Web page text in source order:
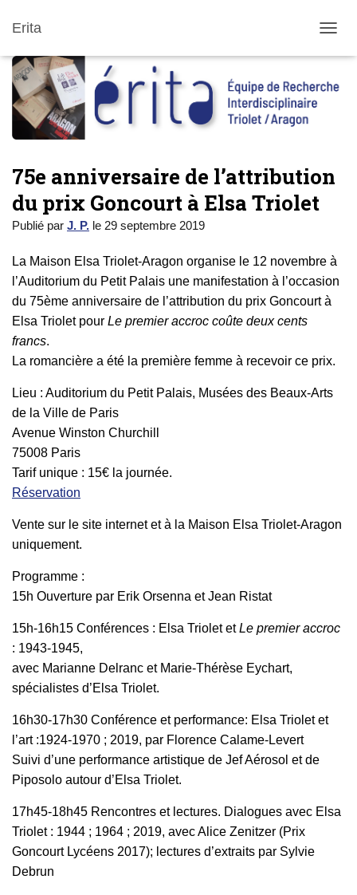
Erita
75e anniversaire de l’attribution
du prix Goncourt à Elsa Triolet
Publié par J. P. le 29 septembre 2019
La Maison Elsa Triolet-Aragon organise le 12 novembre à
l’Auditorium du Petit Palais une manifestation à l’occasion
du 75ème anniversaire de l’attribution du prix Goncourt à
Elsa Triolet pour Le premier accroc coûte deux cents
francs.
La romancière a été la première femme à recevoir ce prix.
Lieu : Auditorium du Petit Palais, Musées des Beaux-Arts
de la Ville de Paris
Avenue Winston Churchill
75008 Paris
Tarif unique : 15€ la journée.
Réservation
Vente sur le site internet et à la Maison Elsa Triolet-Aragon
uniquement.
​Programme :
15h Ouverture par Erik Orsenna et Jean Ristat
15h-16h15 Conférences : Elsa Triolet etLe premier accroc
: 1943-1945,
avec Marianne Delranc et Marie-Thérèse Eychart,
spécialistes d’Elsa Triolet.
​16h30-17h30 Conférence et performance: Elsa Triolet et
l’art :1924-1970 ; 2019, par Florence Calame-Levert
Suivi d’une performance artistique de Jef Aérosol et de
Piposolo autour d’Elsa Triolet.
17h45-18h45 Rencontres et lectures. Dialogues avec Elsa
Triolet : 1944 ; 1964 ; 2019, avec Alice Zenitzer (Prix
Goncourt Lycéens 2017); lectures d’extraits par Sylvie
Debrun